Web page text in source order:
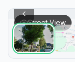
Street View